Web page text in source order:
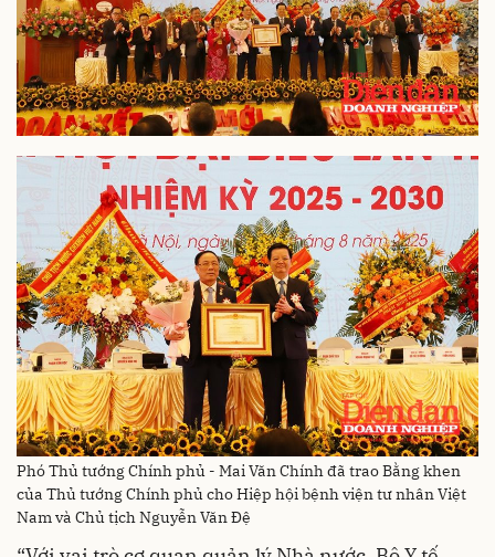
Phó Thủ tướng Chính phủ - Mai Văn Chính đã trao Bằng khen
của Thủ tướng Chính phủ cho Hiệp hội bệnh viện tư nhân Việt
Nam và Chủ tịch Nguyễn Văn Đệ